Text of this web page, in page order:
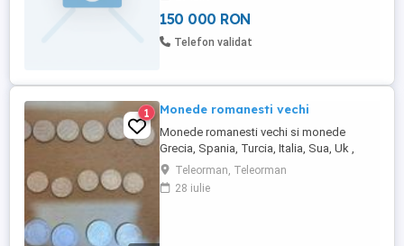
zilei !
150 000 RON
Telefon validat
1 Monede romanesti vechi
Monede romanesti vechi si monede
Grecia, Spania, Turcia, Italia, Sua, Uk ,
negociabil
Teleorman, Teleorman
28 iulie